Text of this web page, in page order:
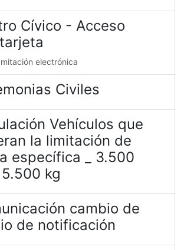
Cívico - Acceso
electrónica
Civiles
Vehículos que
la limitación de
específica _ 3.500
kg
cambio de
de notificación